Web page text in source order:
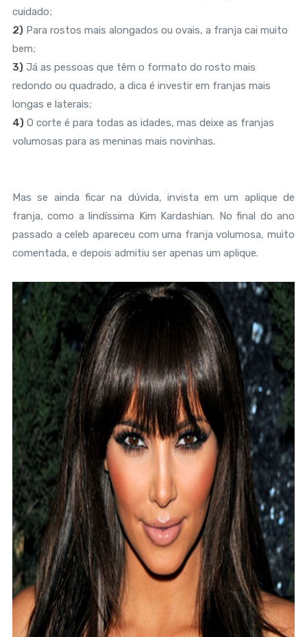
cuidado;
2) Para rostos mais alongados ou ovais, a franja cai muito
bem;
3) Já as pessoas que têm o formato do rosto mais
redondo ou quadrado, a dica é investir em franjas mais
longas e laterais;
4) O corte é para todas as idades, mas deixe as franjas
volumosas para as meninas mais novinhas.
Mas se ainda ficar na dúvida, invista em um aplique de
franja, como a lindíssima Kim Kardashian. No final do ano
passado a celeb apareceu com uma franja volumosa, muito
comentada, e depois admitiu ser apenas um aplique.